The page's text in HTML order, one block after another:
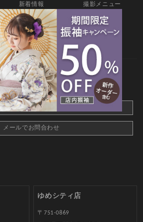
新着情報
撮影メニュー
キャンペーン
衣装カタログ
よくあるご質問
お問合せ
CONTACT
webでご予約はこちら
メールでお問合わせ
ゆめシティ店
〒751-0869